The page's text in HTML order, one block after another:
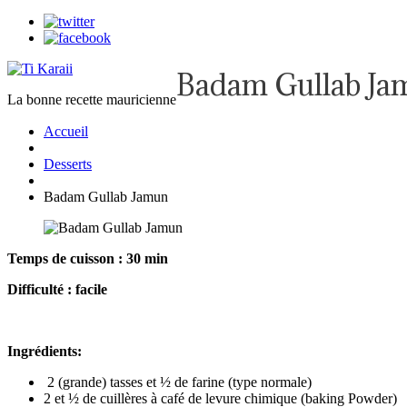
La bonne recette mauricienneBadam Gullab
Accueil
Desserts
Badam Gullab Jamun
Temps de cuisson : 30 min
Difficulté : facile
Ingrédients:
2 (grande) tasses et ½ de farine (type normale)
2 et ½ de cuillères à café de levure chimique (baking Powder)